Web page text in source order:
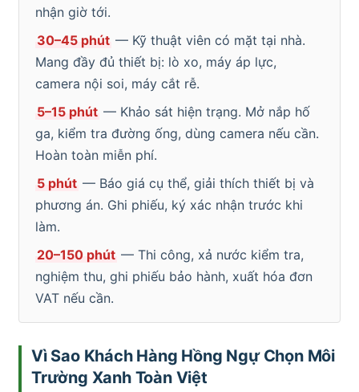
nhận giờ tới.
30–45 phút — Kỹ thuật viên có mặt tại nhà.
Mang đầy đủ thiết bị: lò xo, máy áp lực,
camera nội soi, máy cắt rễ.
5–15 phút — Khảo sát hiện trạng. Mở nắp hố
ga, kiểm tra đường ống, dùng camera nếu cần.
Hoàn toàn miễn phí.
5 phút — Báo giá cụ thể, giải thích thiết bị và
phương án. Ghi phiếu, ký xác nhận trước khi
làm.
20–150 phút — Thi công, xả nước kiểm tra,
nghiệm thu, ghi phiếu bảo hành, xuất hóa đơn
VAT nếu cần.
Vì Sao Khách Hàng Hồng Ngự Chọn Môi
Trường Xanh Toàn Việt